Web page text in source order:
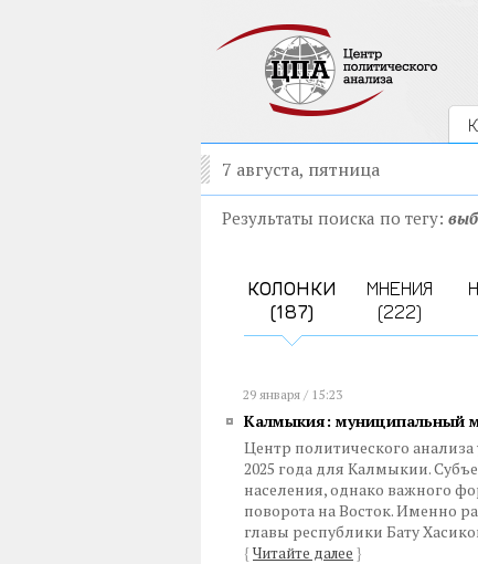
7 августа, пятница
Результаты поиска по тегу:
КОЛОНКИ
(187)
МНЕНИЯ
(222)
29 января / 15:23
Калмыкия: муниципальный
Центр политического
2025 года для Калмыкии.
населения, однако важного
поворота на Восток. Именно
главы республики Бату
{ Читайте далее }